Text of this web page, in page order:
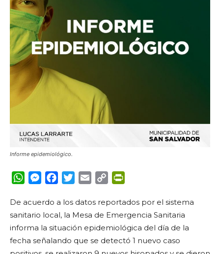
Informe epidemiológico.
WhatsApp
Messenger
FacebookTwitterEmail Copy
De acuerdo a los datos reportados por el sistema
sanitario local, la Mesa de Emergencia Sanitaria
informa la situación epidemiológica del día de la
fecha señalando que se detectó 1 nuevo caso